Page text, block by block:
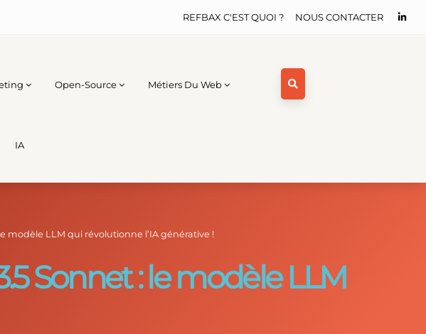
NOUS CONTACTER
REFBAX C'EST QUOI ?
Open-Source Métiers Du Web
IA
modèle LLM qui révolutionne l’IA générative !
Sonnet : le modèle LLM